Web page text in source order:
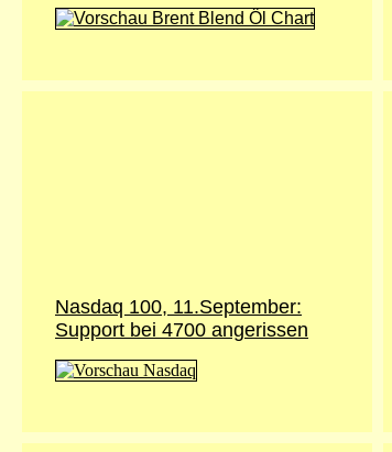
Nasdaq 100, 11.September:
Support bei 4700 angerissen